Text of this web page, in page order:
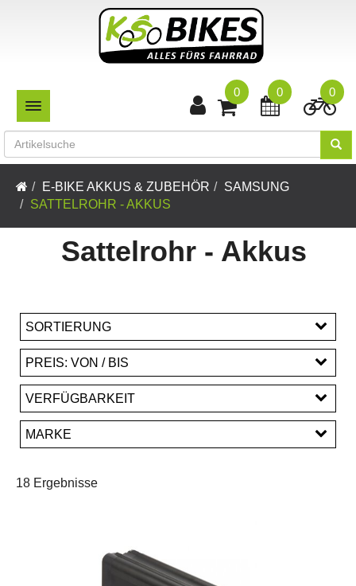
TOGGLE NAVIGATION
0
0
0
E-BIKE AKKUS & ZUBEHÖR
SAMSUNG
SATTELROHR - AKKUS
Sattelrohr - Akkus
SORTIERUNG
PREIS: VON / BIS
EUR
VERFÜGBARKEIT
MARKE
18 Ergebnisse